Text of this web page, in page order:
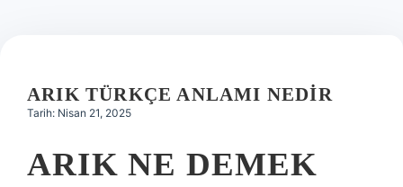
Hakkımızda
ARIK TÜRKÇE ANLAMI NEDIR
Tarih: Nisan 21, 2025
ARIK NE DEMEK